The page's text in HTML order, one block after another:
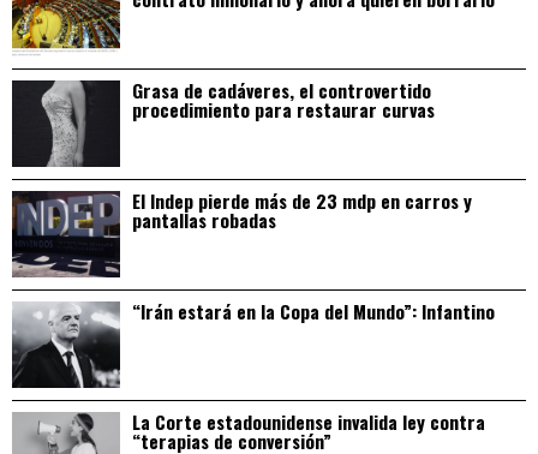
Grasa de cadáveres, el controvertido
procedimiento para restaurar curvas
El Indep pierde más de 23 mdp en carros y
pantallas robadas
“Irán estará en la Copa del Mundo”: Infantino
La Corte estadounidense invalida ley contra
“terapias de conversión”